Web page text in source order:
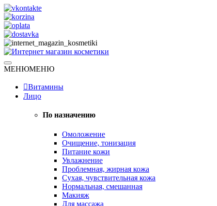
Skip
to
content
Интернет магазин косметики
Натуральная косметика
МЕНЮМЕНЮ
Витамины
Лицо
По назначению
Омоложение
Очищение, тонизация
Питание кожи
Увлажнение
Проблемная, жирная кожа
Сухая, чувствительная кожа
Нормальная, смешанная
Макияж
Для массажа